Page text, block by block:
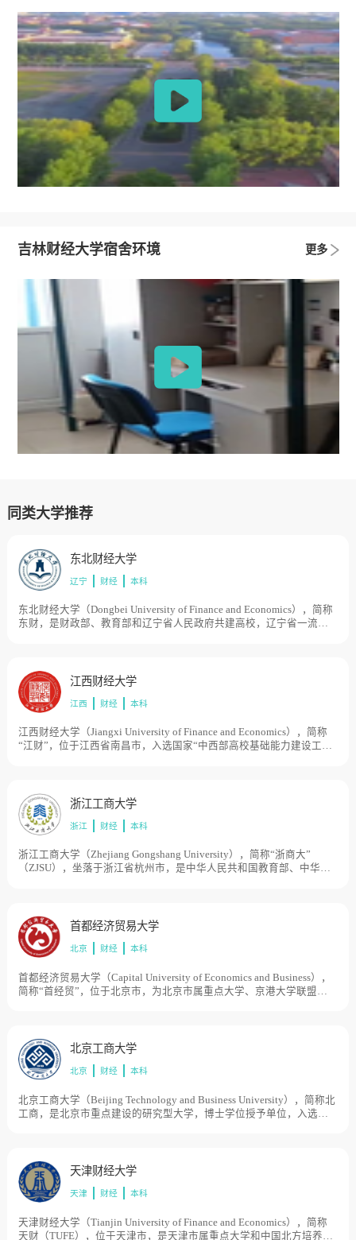
吉林财经大学宿舍环境 更多
同类大学推荐
东北财经大学
辽宁 财经 本科
东北财经大学（Dongbei University of Finance and Economics），简称
东财，是财政部、教育部和辽宁省人民政府共建高校，辽宁省一流大
门经济专业的一部分教师从辽宁大学迁出，与辽宁商学院合并，成立
辽宁财经学院；1985年更名为东北财经大学。目前学校总体占地面积
975亩。
江西财经大学
江西 财经 本科
江西财经大学（Jiangxi University of Finance and Economics），简称
“江财”，位于江西省南昌市，入选国家“中西部高校基础能力建设工
学，2000年学校管理体制由财政部主管转变为由江西省主管，2012年
成为财政部、教育部、江西省人民政府共建高校。目前学校总体占地
面积2200亩。
浙江工商大学
浙江 财经 本科
浙江工商大学（Zhejiang Gongshang University），简称“浙商大”
（ZJSU），坐落于浙江省杭州市，是中华人民共和国教育部、中华人
共建，以地方管理为主”；1999年杭州应用工程学校和杭州化学工业学
校并入，2001年浙江省政法管理干部学院并入；2004年经教育部批准
更名为浙江工商大学。目前学校总体占地面积2487亩。
首都经济贸易大学
北京 财经 本科
首都经济贸易大学（Capital University of Economics and Business），
简称“首经贸”，位于北京市，为北京市属重点大学、京港大学联盟成
创建于1956年的北京经济学院和创建于1958年的北京市财政贸易干部
学校。1995年3月，由原北京经济学院和原北京财贸学院合并、组建首
都经济贸易大学。目前学校总体占地面积508亩。
北京工商大学
北京 财经 本科
北京工商大学（Beijing Technology and Business University），简称北
工商，是北京市重点建设的研究型大学，博士学位授予单位，入选卓
干部学院合并组建而成。北京商学院前身是建于1950年的中华全国供
销合作总社干部学校和建于1953年的中央商业干部学校，1958年两校
合并为中央商业干部学校，1959年成立中央商学院，1960年更名为北
硕士学位授予单位，先后隶属于商业部、国内贸易部。北京轻工业学
院创建于1958年，是中国最早建立的一所轻工业高等院校，先后隶属
天津财经大学
天津 财经 本科
天津财经大学（Tianjin University of Finance and Economics），简称
天财（TUFE），位于天津市，是天津市属重点大学和中国北方培养高